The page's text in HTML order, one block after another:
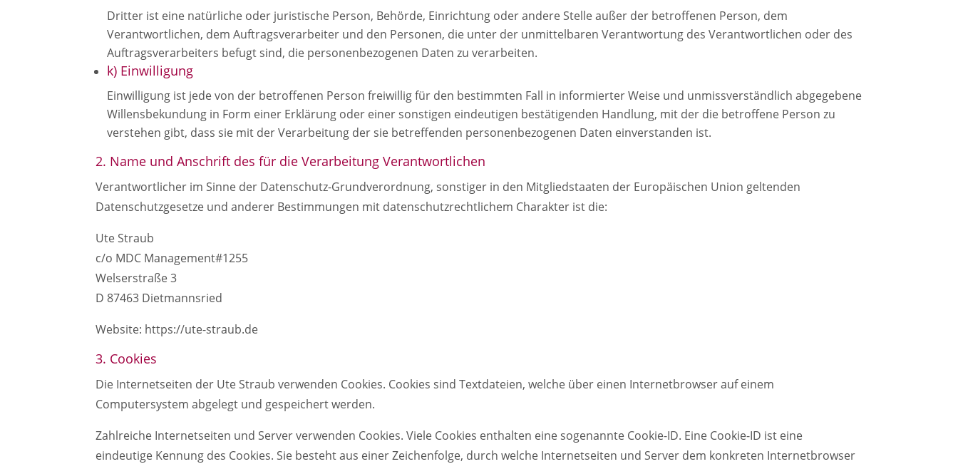
Dritter ist eine natürliche oder juristische Person, Behörde, Einrichtung oder andere Stelle außer der betroffenen Person, dem
Verantwortlichen, dem Auftragsverarbeiter und den Personen, die unter der unmittelbaren Verantwortung des Verantwortlichen oder des
Auftragsverarbeiters befugt sind, die personenbezogenen Daten zu verarbeiten.
k) Einwilligung
Einwilligung ist jede von der betroffenen Person freiwillig für den bestimmten Fall in informierter Weise und unmissverständlich abgegebene
Willensbekundung in Form einer Erklärung oder einer sonstigen eindeutigen bestätigenden Handlung, mit der die betroffene Person zu
verstehen gibt, dass sie mit der Verarbeitung der sie betreffenden personenbezogenen Daten einverstanden ist.
2. Name und Anschrift des für die Verarbeitung Verantwortlichen
Verantwortlicher im Sinne der Datenschutz-Grundverordnung, sonstiger in den Mitgliedstaaten der Europäischen Union geltenden
Datenschutzgesetze und anderer Bestimmungen mit datenschutzrechtlichem Charakter ist die:
Ute Straub
c/o MDC Management#1255
Welserstraße 3
D 87463 Dietmannsried
Website: https://ute-straub.de
3. Cookies
Die Internetseiten der Ute Straub verwenden Cookies. Cookies sind Textdateien, welche über einen Internetbrowser auf einem
Computersystem abgelegt und gespeichert werden.
Zahlreiche Internetseiten und Server verwenden Cookies. Viele Cookies enthalten eine sogenannte Cookie-ID. Eine Cookie-ID ist eine
eindeutige Kennung des Cookies. Sie besteht aus einer Zeichenfolge, durch welche Internetseiten und Server dem konkreten Internetbrowser